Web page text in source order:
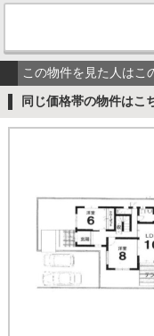
この物件を見た人はこ
同じ価格帯の物件はこ